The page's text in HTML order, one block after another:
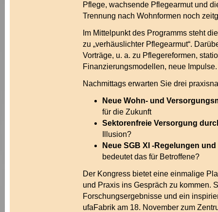
Pflege, wachsende Pflegearmut und
Trennung nach Wohnformen noch
Im Mittelpunkt des Programms steht
zu „verhäuslichter Pflegearmut“.
Vorträge, u. a. zu Pflegereformen,
Finanzierungsmodellen, neue Impulse.
Nachmittags erwarten Sie drei
Neue Wohn- und
für die Zukunft
Sektorenfreie Versorgung
Illusion?
Neue SGB XI -Regelungen
bedeutet das für Betroffene?
Der Kongress bietet eine einmalige
und Praxis ins Gespräch zu kommen.
Forschungsergebnisse und ein
ufaFabrik am 18. November zum